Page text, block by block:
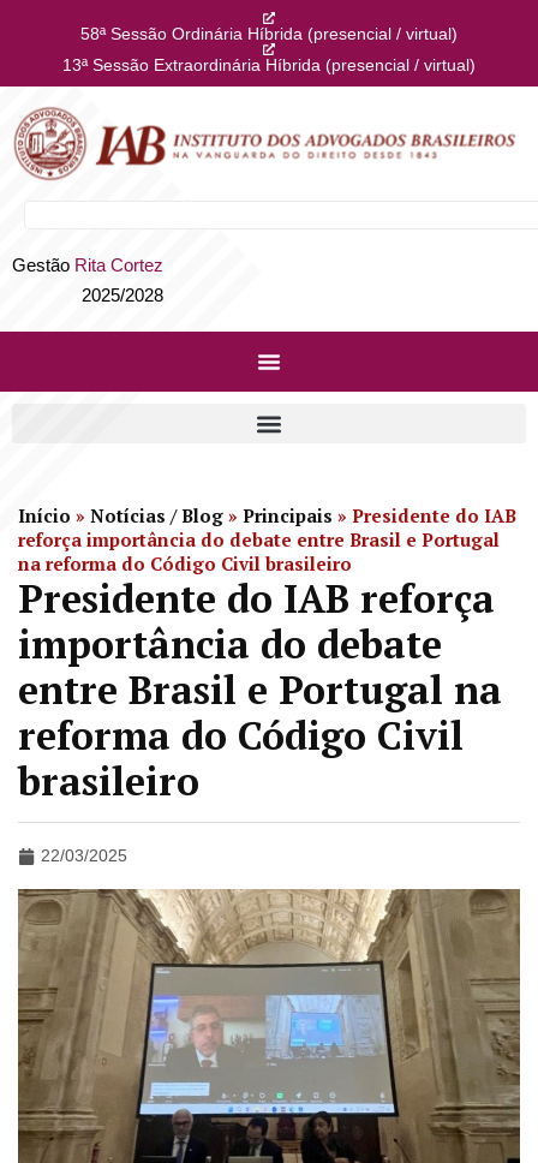
58ª Sessão Ordinária Híbrida (presencial / virtual)
13ª Sessão Extraordinária Híbrida (presencial / virtual)
Gestão Rita Cortez
2025/2028
Início » Notícias / Blog » Principais » Presidente do IAB
reforça importância do debate entre Brasil e Portugal
na reforma do Código Civil brasileiro
Presidente do IAB reforça
importância do debate
entre Brasil e Portugal na
reforma do Código Civil
brasileiro
22/03/2025